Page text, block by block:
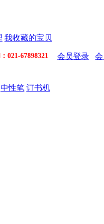
我收藏的宝贝
67898321 会员登录
中性笔 订书机